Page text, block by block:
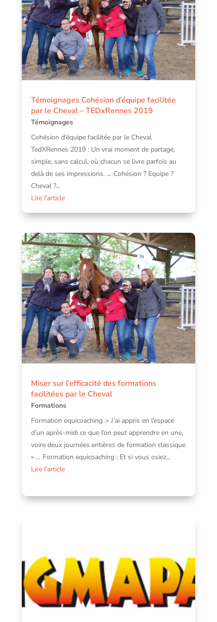
Témoignages Cohésion d’équipe facilitée
par le Cheval – TEDxRennes 2019
Témoignages
Cohésion d’équipe facilitée par le Cheval
TedXRennes 2019 : Un vrai moment de partage,
simple, sans calcul, où chacun se livre parfois au
delà de ses impressions. … Cohésion ? Equipe ?
Cheval ?...
Lire l'article
Miser sur l’efficacité des formations
facilitées par le Cheval
Formations
Formation equicoaching :« J’ai appris en l’espace
d’un après-midi ce que l’on peut apprendre en une,
voire deux journées entières de formation classique
» … Formation equicoaching : Et si vous osiez...
Lire l'article